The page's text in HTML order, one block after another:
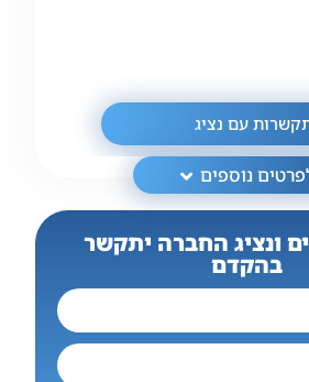
ונציג החברה יתקשר
בהקדם
עם נציג
נוספים